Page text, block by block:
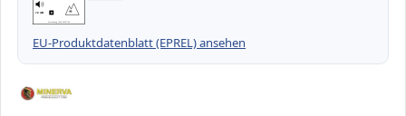
72 dB B
Verordnung (EU) 2020/740
EU-Produktdatenblatt (EPREL) ansehen